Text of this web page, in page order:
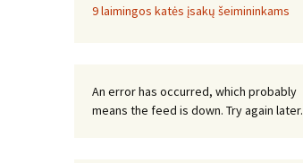
9 laimingos katės įsakų šeimininkams
An error has occurred, which probably
means the feed is down. Try again later.